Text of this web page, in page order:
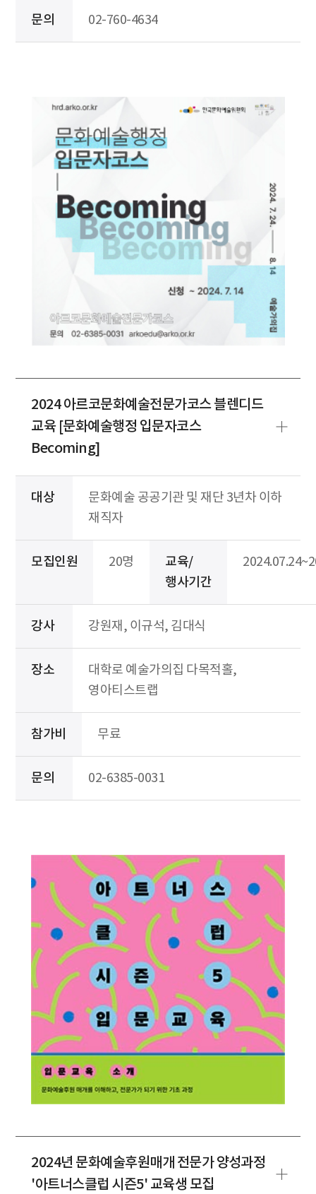
문의 02-760-4634
2024 아르코문화예술전문가코스 블렌디드
교육 [문화예술행정 입문자코스
Becoming]
대상
문화예술 공공기관 및 재단 3년차 이하
재직자
모집인원 20명
교육/
행사기간
강사 강원재, 이규석, 김대식
장소
대학로 예술가의집 다목적홀,
영아티스트랩
참가비 무료
문의 02-6385-0031
2024년 문화예술후원매개 전문가 양성과정
'아트너스클럽 시즌5' 교육생 모집